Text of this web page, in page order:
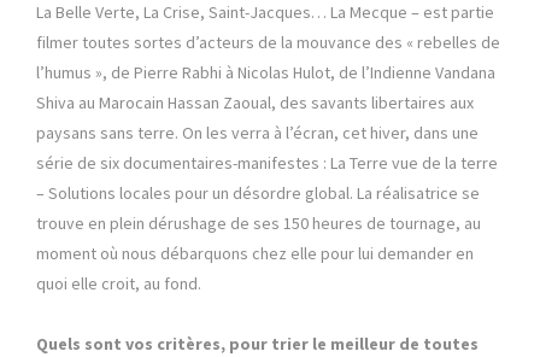
La Belle Verte, La Crise, Saint-Jacques… La Mecque – est partie
filmer toutes sortes d’acteurs de la mouvance des « rebelles de
l’humus », de Pierre Rabhi à Nicolas Hulot, de l’Indienne Vandana
Shiva au Marocain Hassan Zaoual, des savants libertaires aux
paysans sans terre. On les verra à l’écran, cet hiver, dans une
série de six documentaires-manifestes : La Terre vue de la terre
– Solutions locales pour un désordre global. La réalisatrice se
trouve en plein dérushage de ses 150 heures de tournage, au
moment où nous débarquons chez elle pour lui demander en
quoi elle croit, au fond.
Quels sont vos critères, pour trier le meilleur de toutes